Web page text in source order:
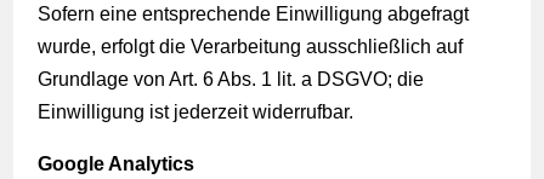
Sofern eine entsprechende Einwilligung abgefragt
wurde, erfolgt die Verarbeitung ausschließlich auf
Grundlage von Art. 6 Abs. 1 lit. a DSGVO; die
Einwilligung ist jederzeit widerrufbar.
Google Analytics